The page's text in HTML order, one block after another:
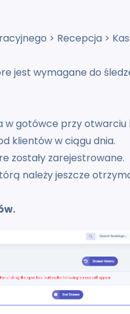
> Recepcja >
jest wymagane do
w gotówce przy otwarciu
klientów w ciągu dnia.
zostały zarejestrowane.
należy jeszcze